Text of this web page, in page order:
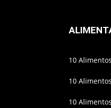
10
10
10